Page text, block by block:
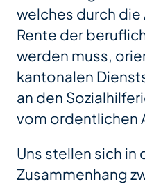
welches durch die
Rente der
werden muss,
kantonalen
an den
vom ordentlichen
Uns stellen sich in
Zusammenhang